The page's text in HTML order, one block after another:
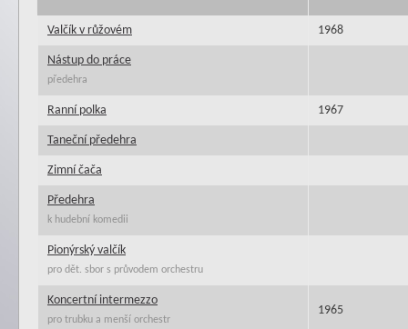
Valčík v růžovém 1968
Nástup do práce
předehra
Ranní polka 1967
Taneční předehra
Zimní čača
Předehra
k hudební komedii
Pionýrský valčík
pro dět. sbor s průvodem orchestru
Koncertní intermezzo
pro trubku a menší orchestr
1965